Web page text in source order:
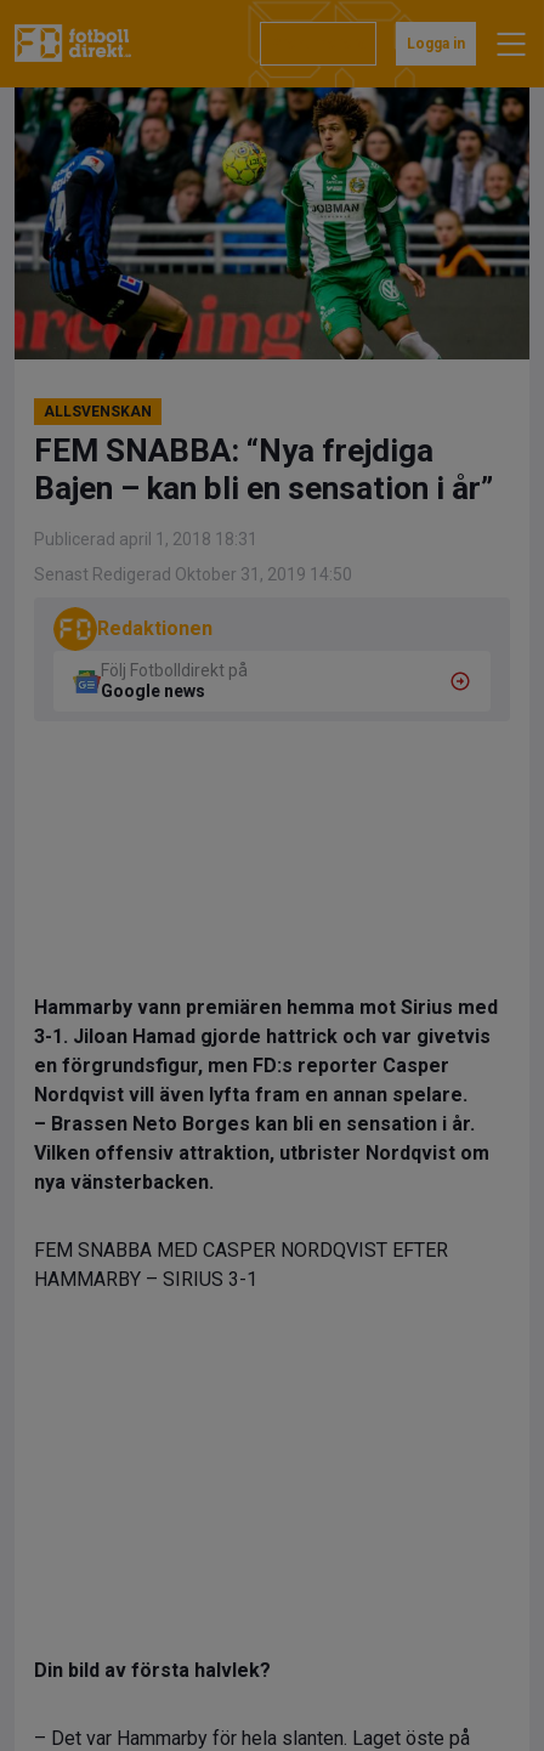
till
Logga in
ALLSVENSKAN
FEM SNABBA: “Nya frejdiga
Bajen – kan bli en sensation i år”
Publicerad april 1, 2018 18:31
Senast Redigerad Oktober 31, 2019 14:50
Redaktionen
Följ Fotbolldirekt på
Google news
Hammarby vann premiären hemma mot Sirius med
3-1. Jiloan Hamad gjorde hattrick och var givetvis
en förgrundsfigur, men FD:s reporter Casper
Nordqvist vill även lyfta fram en annan spelare.
– Brassen Neto Borges kan bli en sensation i år.
Vilken offensiv attraktion, utbrister Nordqvist om
nya vänsterbacken.
FEM SNABBA MED CASPER NORDQVIST EFTER
HAMMARBY – SIRIUS 3-1
Din bild av första halvlek?
– Det var Hammarby för hela slanten. Laget öste på